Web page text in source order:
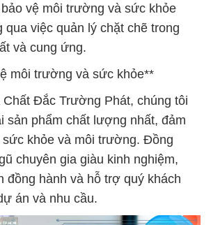
vệ môi trường và sức khỏe
qua việc quản lý chặt chẽ trong
và cung ứng.
môi trường và sức khỏe**
Chất Đắc Trường Phát, chúng tôi
sản phẩm chất lượng nhất, đảm
sức khỏe và môi trường. Đồng
chuyên gia giàu kinh nghiệm,
đồng hành và hỗ trợ quý khách
án và nhu cầu.